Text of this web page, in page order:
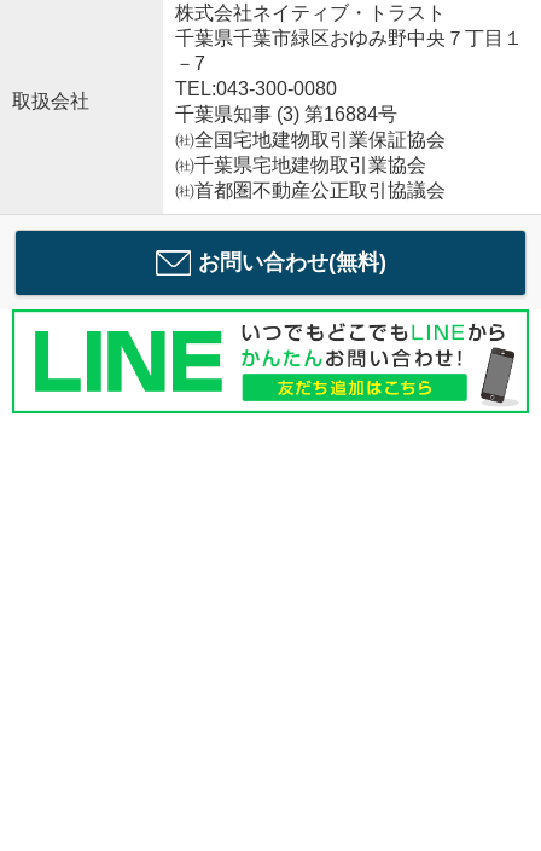
取扱会社
株式会社ネイティブ・トラスト
千葉県千葉市緑区おゆみ野中央７丁目１
－7
TEL:043-300-0080
千葉県知事 (3) 第16884号
㈳全国宅地建物取引業保証協会
㈳千葉県宅地建物取引業協会
㈳首都圏不動産公正取引協議会
お問い合わせ(無料)